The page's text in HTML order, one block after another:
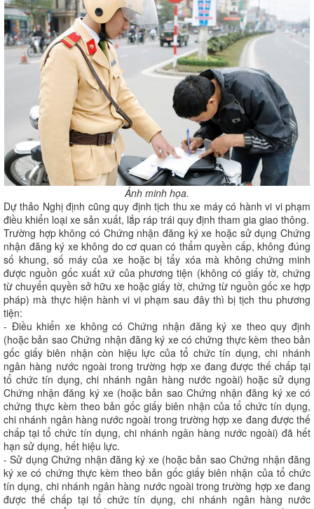
Ảnh minh họa.
Dự thảo Nghị định cũng quy định tịch thu xe máy có hành vi vi phạm
điều khiển loại xe sản xuất, lắp ráp trái quy định tham gia giao thông.
Trường hợp không có Chứng nhận đăng ký xe hoặc sử dụng Chứng
nhận đăng ký xe không do cơ quan có thẩm quyền cấp, không đúng
số khung, số máy của xe hoặc bị tẩy xóa mà không chứng minh
được nguồn gốc xuất xứ của phương tiện (không có giấy tờ, chứng
từ chuyển quyền sở hữu xe hoặc giấy tờ, chứng từ nguồn gốc xe hợp
pháp) mà thực hiện hành vi vi phạm sau đây thì bị tịch thu phương
tiện:
- Điều khiển xe không có Chứng nhận đăng ký xe theo quy định
(hoặc bản sao Chứng nhận đăng ký xe có chứng thực kèm theo bản
gốc giấy biên nhận còn hiệu lực của tổ chức tín dụng, chi nhánh
ngân hàng nước ngoài trong trường hợp xe đang được thế chấp tại
tổ chức tín dụng, chi nhánh ngân hàng nước ngoài) hoặc sử dụng
Chứng nhận đăng ký xe (hoặc bản sao Chứng nhận đăng ký xe có
chứng thực kèm theo bản gốc giấy biên nhận của tổ chức tín dụng,
chi nhánh ngân hàng nước ngoài trong trường hợp xe đang được thế
chấp tại tổ chức tín dụng, chi nhánh ngân hàng nước ngoài) đã hết
hạn sử dụng, hết hiệu lực.
- Sử dụng Chứng nhận đăng ký xe (hoặc bản sao Chứng nhận đăng
ký xe có chứng thực kèm theo bản gốc giấy biên nhận của tổ chức
tín dụng, chi nhánh ngân hàng nước ngoài trong trường hợp xe đang
được thế chấp tại tổ chức tín dụng, chi nhánh ngân hàng nước